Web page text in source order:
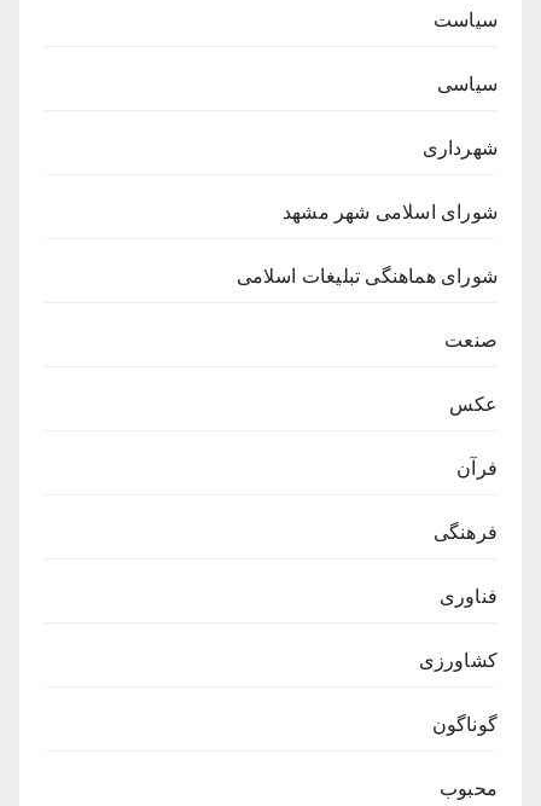
سیاست
سیاسی
شهرداری
شورای اسلامی شهر مشهد
شورای هماهنگی تبلیغات اسلامی
صنعت
عکس
فرآن
فرهنگی
فناوری
کشاورزی
گوناگون
محبوب